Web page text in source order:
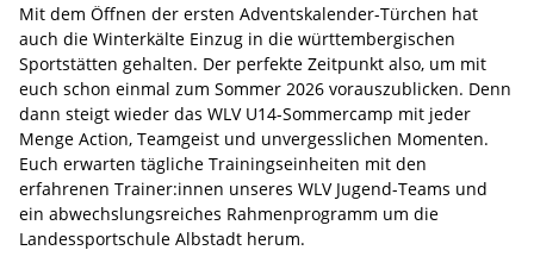
Mit dem Öffnen der ersten Adventskalender-Türchen hat
auch die Winterkälte Einzug in die württembergischen
Sportstätten gehalten. Der perfekte Zeitpunkt also, um mit
euch schon einmal zum Sommer 2026 vorauszublicken. Denn
dann steigt wieder das WLV U14-Sommercamp mit jeder
Menge Action, Teamgeist und unvergesslichen Momenten.
Euch erwarten tägliche Trainingseinheiten mit den
erfahrenen Trainer:innen unseres WLV Jugend-Teams und
ein abwechslungsreiches Rahmenprogramm um die
Landessportschule Albstadt herum.